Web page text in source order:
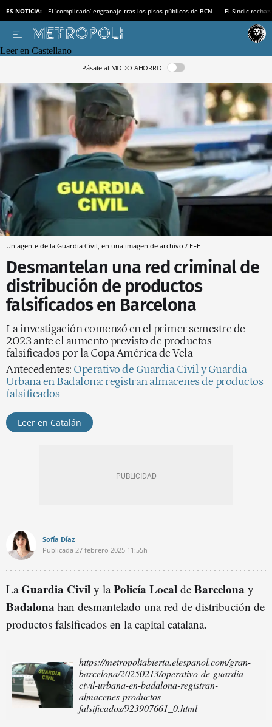
ES NOTICIA: El ‘complicado’ engranaje tras los pisos públicos de BCN El Síndic
Leer en Castellano
Pásate al MODO AHORRO
Un agente de la Guardia Civil, en una imagen de archivo / EFE
Desmantelan una red criminal de
distribución de productos
falsificados en Barcelona
La investigación comenzó en el primer semestre de
2023 ante el aumento previsto de productos
falsificados por la Copa América de Vela
Antecedentes: Operativo de Guardia Civil y Guardia
Urbana en Badalona: registran almacenes de productos
falsificados
Leer en Catalán
Sofía Díaz
Publicada 27 febrero 2025 11:55h
LaGuardia Civil y laPolicía Local de Barcelona y
Badalona han desmantelado una red de distribución de
productos falsificados en la capital catalana.
https://metropoliabierta.elespanol.com/gran-
barcelona/20250213/operativo-de-guardia-
civil-urbana-en-badalona-registran-
almacenes-productos-
falsificados/923907661_0.html